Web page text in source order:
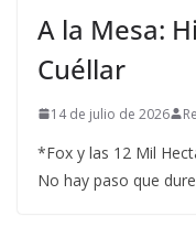
A la Mesa:
Cuéllar
14 de julio de 2026
*Fox y las 12 Mil
No hay paso que